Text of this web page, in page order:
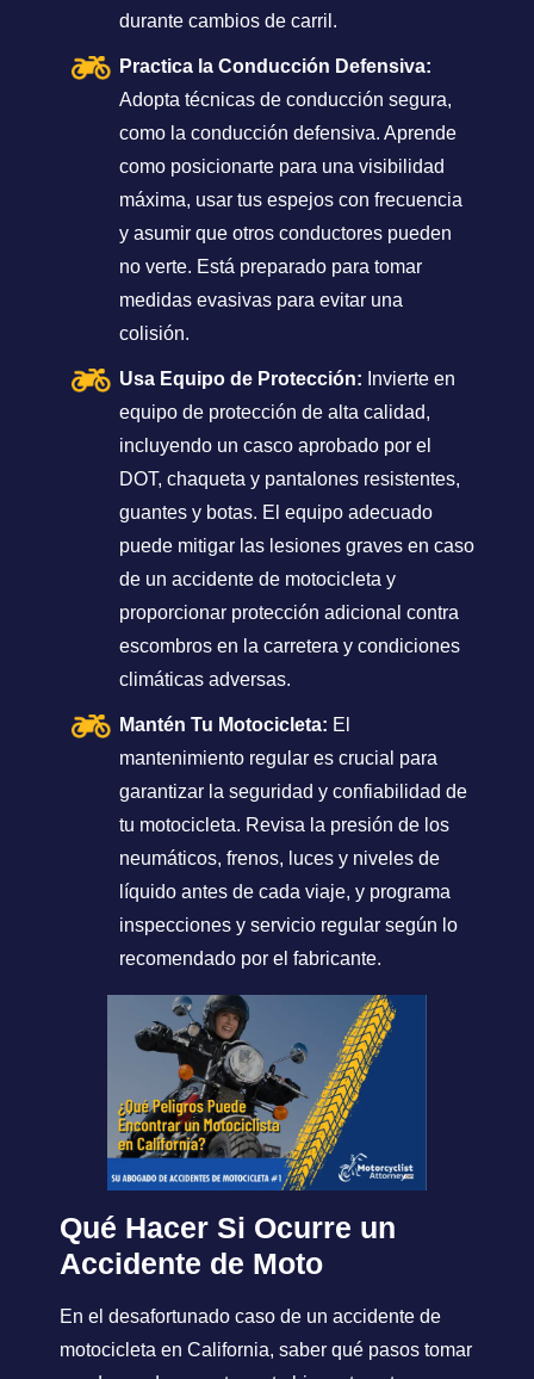
durante cambios de carril.
Practica la Conducción Defensiva:
Adopta técnicas de conducción segura,
como la conducción defensiva. Aprende
como posicionarte para una visibilidad
máxima, usar tus espejos con frecuencia
y asumir que otros conductores pueden
no verte. Está preparado para tomar
medidas evasivas para evitar una
colisión.
Usa Equipo de Protección: Invierte en
equipo de protección de alta calidad,
incluyendo un casco aprobado por el
DOT, chaqueta y pantalones resistentes,
guantes y botas. El equipo adecuado
puede mitigar las lesiones graves en caso
de un accidente de motocicleta y
proporcionar protección adicional contra
escombros en la carretera y condiciones
climáticas adversas.
Mantén Tu Motocicleta: El
mantenimiento regular es crucial para
garantizar la seguridad y confiabilidad de
tu motocicleta. Revisa la presión de los
neumáticos, frenos, luces y niveles de
líquido antes de cada viaje, y programa
inspecciones y servicio regular según lo
recomendado por el fabricante.
Qué Hacer Si Ocurre un
Accidente de Moto
En el desafortunado caso de un accidente de
motocicleta en California, saber qué pasos tomar